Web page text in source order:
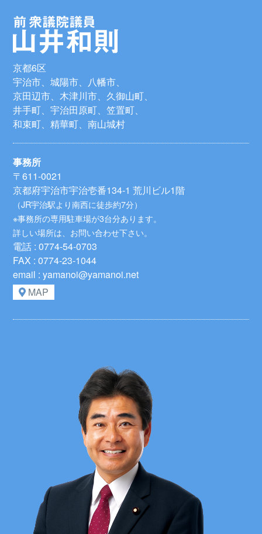
京都6区
宇治市、城陽市、八幡市、
京田辺市、木津川市、久御山町、
井手町、宇治田原町、笠置町、
和束町、精華町、南山城村
事務所
〒611-0021
京都府宇治市宇治壱番134-1 荒川ビル1階
（JR宇治駅より南西に徒歩約7分）
※事務所の専用駐車場が3台分あります。
詳しい場所は、お問い合わせ下さい。
電話 : 0774-54-0703
FAX : 0774-23-1044
email : yamanoi@yamanoi.net
MAP